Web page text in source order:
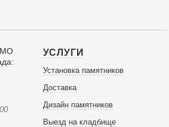
МО
УСЛУГИ
Установка памятников
Доставка
Дизайн памятников
Выезд на кладбище